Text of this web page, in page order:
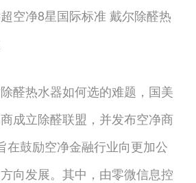
空净8星国际标准 戴尔除醛热
醛热水器如何选的难题，国美
成立除醛联盟，并发布空净商
在鼓励空净金融行业向更加公
向发展。其中，由零微信息控